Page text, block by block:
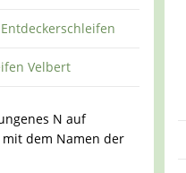
Velbert
N auf
dem Namen der